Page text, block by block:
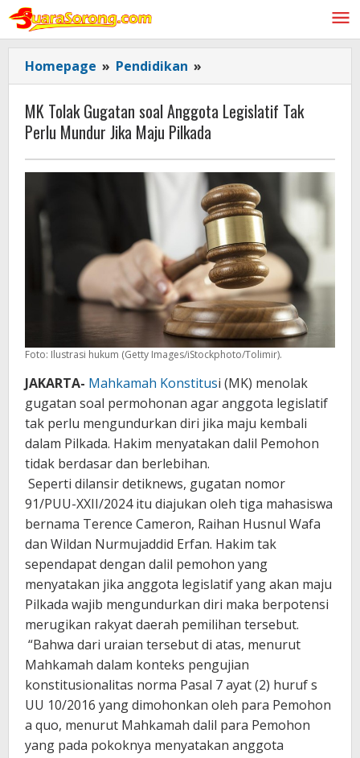
Lewati
konten
Homepage » Pendidikan »
Tolak
Gugatan
soal
Anggota
Legislatif
Tak
Perlu
Mundur
Jika
Maju
Pilkada
MK Tolak Gugatan soal Anggota Legislatif Tak
Perlu Mundur Jika Maju Pilkada
Foto: Ilustrasi hukum (Getty Images/iStockphoto/Tolimir).
JAKARTA- Mahkamah Konstitusi (MK) menolak
gugatan soal permohonan agar anggota legislatif
tak perlu mengundurkan diri jika maju kembali
dalam Pilkada. Hakim menyatakan dalil Pemohon
tidak berdasar dan berlebihan.
Seperti dilansir detiknews, gugatan nomor
91/PUU-XXII/2024 itu diajukan oleh tiga mahasiswa
bernama Terence Cameron, Raihan Husnul Wafa
dan Wildan Nurmujaddid Erfan. Hakim tak
sependapat dengan dalil pemohon yang
menyatakan jika anggota legislatif yang akan maju
Pilkada wajib mengundurkan diri maka berpotensi
merugikan rakyat daerah pemilihan tersebut.
“Bahwa dari uraian tersebut di atas, menurut
Mahkamah dalam konteks pengujian
konstitusionalitas norma Pasal 7 ayat (2) huruf s
UU 10/2016 yang dimohonkan oleh para Pemohon
a quo, menurut Mahkamah dalil para Pemohon
yang pada pokoknya menyatakan anggota